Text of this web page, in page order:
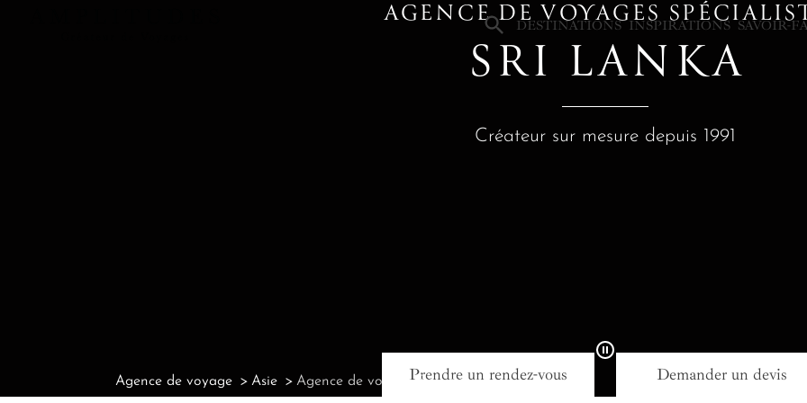
× DESTINATIONS INSPIRATIONS SAVOIR-
AGENCE DE VOYAGES
SRI LANKA
Créateur sur mesure depuis 1991
Prendre un rendez-vous Demander un devis
Agence de voyage Asie Agence de voyage Sri Lanka